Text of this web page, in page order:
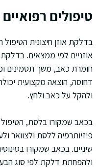
טיפולים
בדלקת אוזן חיצונית הטיפול
אוזניים לפי ממצאים. בדלקת
חומרת כאב, משך תסמינים
דחוסה, הוצאה מקצועית
ולהקל על כאב ולחץ.
בכאב שמקורו בלסת, הטיפול
פיזיותרפיה ללסת ולצוואר
שיניים. בכאב שמקורו
ולהפחתת דלקת לפי סוג